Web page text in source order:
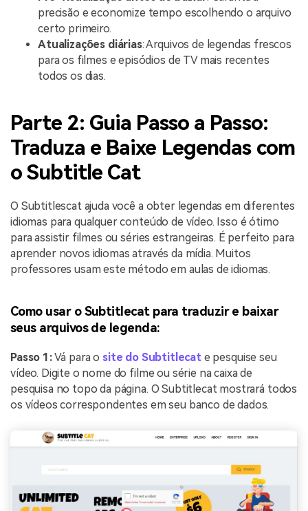
precisão e economize tempo escolhendo o arquivo
certo primeiro.
Atualizações diárias: Arquivos de legendas frescos
para os filmes e episódios de TV mais recentes
todos os dias.
Parte 2: Guia Passo a Passo:
Traduza e Baixe Legendas com
o Subtitle Cat
O Subtitlescat ajuda você a obter legendas em diferentes
idiomas para qualquer conteúdo de vídeo. Isso é ótimo
para assistir filmes ou séries estrangeiras. É perfeito para
aprender novos idiomas através da mídia. Muitos
professores usam este método em aulas de idiomas.
Como usar o Subtitlecat para traduzir e baixar
seus arquivos de legenda:
Passo 1:Vá para o site do Subtitlecate pesquise seu
vídeo. Digite o nome do filme ou série na caixa de
pesquisa no topo da página. O Subtitlecat mostrará todos
os vídeos correspondentes em seu banco de dados.